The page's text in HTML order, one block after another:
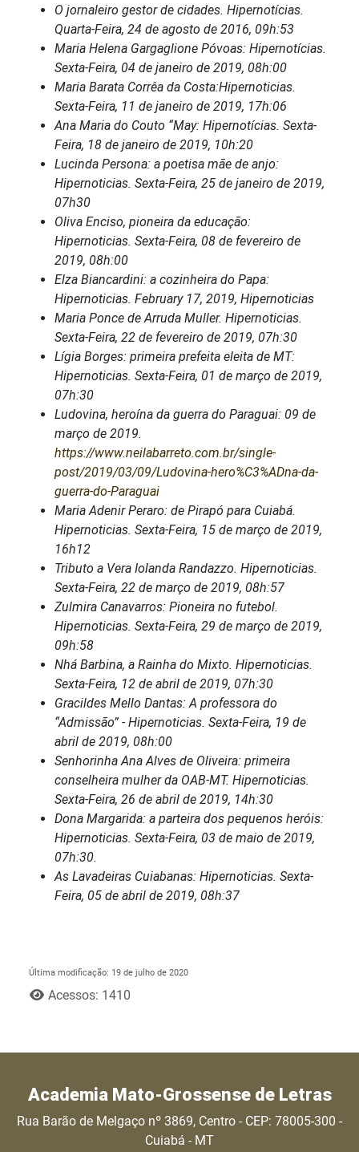
O jornaleiro gestor de cidades. Hipernotícias.
Quarta-Feira, 24 de agosto de 2016, 09h:53
Maria Helena Gargaglione Póvoas: Hipernotícias.
Sexta-Feira, 04 de janeiro de 2019, 08h:00
Maria Barata Corrêa da Costa:Hipernoticias.
Sexta-Feira, 11 de janeiro de 2019, 17h:06
Ana Maria do Couto “May: Hipernotícias. Sexta-
Feira, 18 de janeiro de 2019, 10h:20
Lucinda Persona: a poetisa mãe de anjo:
Hipernoticias. Sexta-Feira, 25 de janeiro de 2019,
07h30
Oliva Enciso, pioneira da educação:
Hipernoticias. Sexta-Feira, 08 de fevereiro de
2019, 08h:00
Elza Biancardini: a cozinheira do Papa:
Hipernoticias. February 17, 2019, Hipernoticias
Maria Ponce de Arruda Muller. Hipernoticias.
Sexta-Feira, 22 de fevereiro de 2019, 07h:30
Lígia Borges: primeira prefeita eleita de MT:
Hipernoticias. Sexta-Feira, 01 de março de 2019,
07h:30
Ludovina, heroína da guerra do Paraguai: 09 de
março de 2019.
https://www.neilabarreto.com.br/single-
post/2019/03/09/Ludovina-hero%C3%ADna-da-
guerra-do-Paraguai
Maria Adenir Peraro: de Pirapó para Cuiabá.
Hipernoticias. Sexta-Feira, 15 de março de 2019,
16h12
Tributo a Vera Iolanda Randazzo. Hipernoticias.
Sexta-Feira, 22 de março de 2019, 08h:57
Zulmira Canavarros: Pioneira no futebol.
Hipernoticias. Sexta-Feira, 29 de março de 2019,
09h:58
Nhá Barbina, a Rainha do Mixto. Hipernoticias.
Sexta-Feira, 12 de abril de 2019, 07h:30
Gracildes Mello Dantas: A professora do
“Admissão” - Hipernoticias. Sexta-Feira, 19 de
abril de 2019, 08h:00
Senhorinha Ana Alves de Oliveira: primeira
conselheira mulher da OAB-MT. Hipernoticias.
Sexta-Feira, 26 de abril de 2019, 14h:30
Dona Margarida: a parteira dos pequenos heróis:
Hipernoticias. Sexta-Feira, 03 de maio de 2019,
07h:30.
As Lavadeiras Cuiabanas: Hipernoticias. Sexta-
Feira, 05 de abril de 2019, 08h:37
Última modificação: 19 de julho de 2020
Acessos: 1410
Academia Mato-Grossense de Letras
Rua Barão de Melgaço nº 3869, Centro - CEP: 78005-300 -
Cuiabá - MT